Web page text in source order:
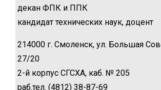
декан ФПК и ППК
кандидат технических наук, доцент
214000 г. Смоленск, ул. Большая
27/20
2-й корпус СГСХА, каб. № 205
раб.тел. (4812) 38-87-69